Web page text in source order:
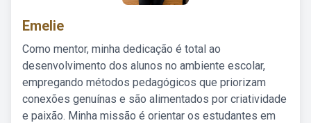
Emelie
Como mentor, minha dedicação é total ao
desenvolvimento dos alunos no ambiente escolar,
empregando métodos pedagógicos que priorizam
conexões genuínas e são alimentados por criatividade
e paixão. Minha missão é orientar os estudantes em